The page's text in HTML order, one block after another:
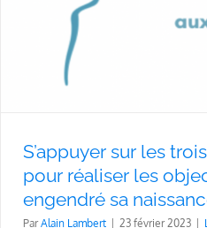
S’appuyer sur les
pour réaliser les
engendré sa
ParAlain Lambert 23 février 2023